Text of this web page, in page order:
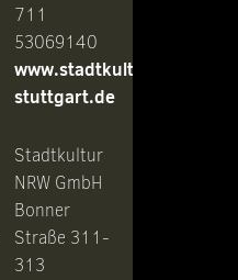
711
53069140
www.stadtkultur-
stuttgart.de
Stadtkultur
NRW GmbH
Bonner
Straße 311-
313